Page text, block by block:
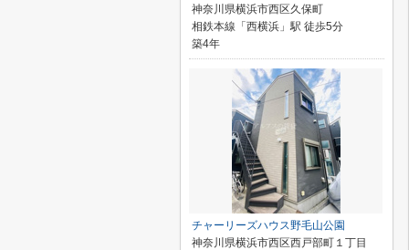
神奈川県横浜市西区久保町
相鉄本線「西横浜」駅 徒歩5分
築4年
チャーリーズハウス野毛山公園
神奈川県横浜市西区西戸部町１丁目